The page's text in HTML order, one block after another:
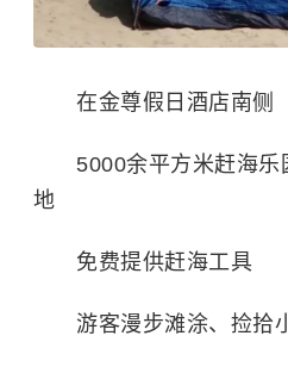
在金尊假日酒店南侧
5000余平方米赶海
地
免费提供赶海工具
游客漫步滩涂、捡拾